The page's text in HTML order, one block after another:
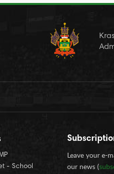
- School
Leave your e-
our news (